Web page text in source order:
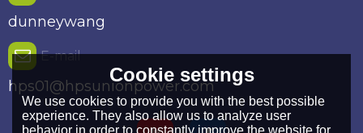
dunneywang
E-mail
hps01@hpsunionpower.com
Cookie settings
We use cookies to provide you with the best possible
experience. They also allow us to analyze user
behavior in order to constantly improve the website for